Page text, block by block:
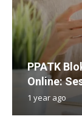
PPATK
Online:
1 year ago